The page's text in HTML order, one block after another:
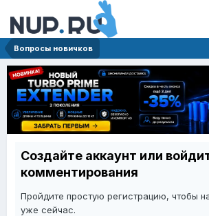
Вопросы новичков
Создайте аккаунт или
комментирования
Пройдите простую регистрацию, чтобы
уже сейчас.